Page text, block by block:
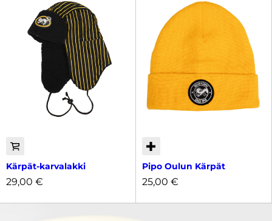
Kärpät-karvalakki
29,00 €
Pipo Oulun Kärpät
25,00 €